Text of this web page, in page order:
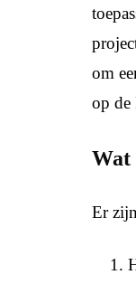
om
op de
Wat
Er